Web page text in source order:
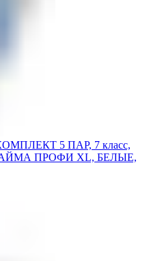
5 ПАР, 7 класс,
ЛАЙМА ПРОФИ XL, БЕЛЫЕ,